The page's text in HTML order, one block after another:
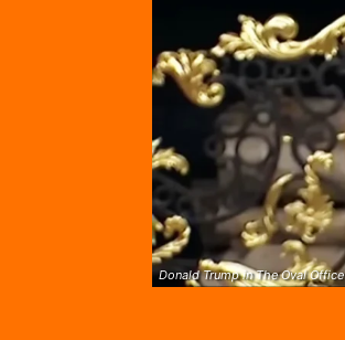
Donald Trump in The Oval Office